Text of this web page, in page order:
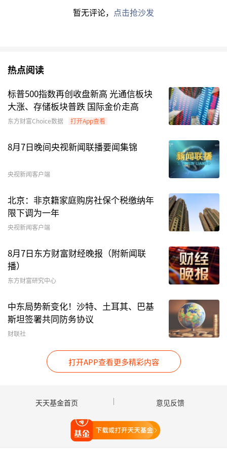
持续走强，映射出全球创新药投融资与需求端有望
价值基金经理唐晨表示，2025年我们经历了
浪，2026年更应把注意力放在“兑现”上。唐晨
认为，市场可能不会再现全面单边普涨，但真正的
好资产会走出更高质量、更强持续性的独立行情，
这对专业投资者反而更友好。
“脑机接口”或带火医疗器械
值得注意的是，近几个交易日内“脑机接口”概念
异军突起，消息面上，马斯克在社交媒体表示，
Neuralink预计在2026年开始量产，或预示着脑机
人，再到商业航天，马斯克的商业版图给投资者带
来不少的机会，脑机接口的未来空间同样广阔。
永赢基金认为，展望2026年，脑机接口仍有众多
催化值得期待，“十五五”规划的政策细节、脑机
产品注册获批情况、侵入式脑机公司有望登陆科创
驱动力
。
就是医疗器械领域。”
华夏基金
指出，“比如，让
机械手抓取杯子，让电脑光标移动，或者直接在屏
幕上打出你想说的话。用一句话总结，脑机接口就
暂无评论， 点击抢沙发
热点阅读
标普500指数再创收盘新高 光通信板块
大涨、存储板块普跌 国际金价走高
东方财富Choice数据 打开App查看
8月7日晚间央视新闻联播要闻集锦
央视新闻客户端
北京：非京籍家庭购房社保个税缴纳年
限下调为一年
央视新闻客户端
8月7日东方财富财经晚报（附新闻联
播）
东方财富研究中心
中东局势新变化！沙特、土耳其、巴基
斯坦签署共同防务协议
财联社
打开APP查看更多精彩内容
天天基金首页 意见反馈
打开天天基金